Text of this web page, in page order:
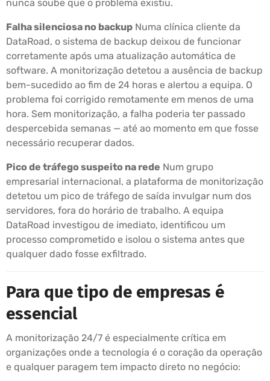
nunca soube que o problema existiu.
Falha silenciosa no backup Numa clínica cliente da
DataRoad, o sistema de backup deixou de funcionar
corretamente após uma atualização automática de
software. A monitorização detetou a ausência de backup
bem-sucedido ao fim de 24 horas e alertou a equipa. O
problema foi corrigido remotamente em menos de uma
hora. Sem monitorização, a falha poderia ter passado
despercebida semanas — até ao momento em que fosse
necessário recuperar dados.
Pico de tráfego suspeito na rede Num grupo
empresarial internacional, a plataforma de monitorização
detetou um pico de tráfego de saída invulgar num dos
servidores, fora do horário de trabalho. A equipa
DataRoad investigou de imediato, identificou um
processo comprometido e isolou o sistema antes que
qualquer dado fosse exfiltrado.
Para que tipo de empresas é
essencial
A monitorização 24/7 é especialmente crítica em
organizações onde a tecnologia é o coração da operação
e qualquer paragem tem impacto direto no negócio: